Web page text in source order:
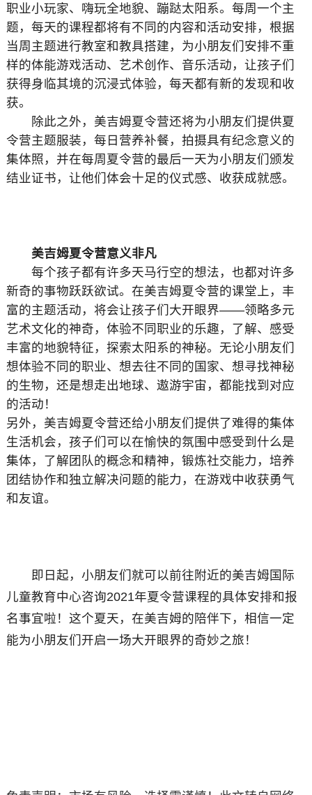
职业小玩家、嗨玩全地貌、蹦跶太阳系。每周一个主
题，每天的课程都将有不同的内容和活动安排，根据
当周主题进行教室和教具搭建，为小朋友们安排不重
样的体能游戏活动、艺术创作、音乐活动，让孩子们
获得身临其境的沉浸式体验，每天都有新的发现和收
获。
除此之外，美吉姆夏令营还将为小朋友们提供夏
令营主题服装，每日营养补餐，拍摄具有纪念意义的
集体照，并在每周夏令营的最后一天为小朋友们颁发
结业证书，让他们体会十足的仪式感、收获成就感。
美吉姆夏令营意义非凡
每个孩子都有许多天马行空的想法，也都对许多
新奇的事物跃跃欲试。在美吉姆夏令营的课堂上，丰
富的主题活动，将会让孩子们大开眼界——领略多元
艺术文化的神奇，体验不同职业的乐趣，了解、感受
丰富的地貌特征，探索太阳系的神秘。无论小朋友们
想体验不同的职业、想去往不同的国家、想寻找神秘
的生物，还是想走出地球、遨游宇宙，都能找到对应
的活动！
另外，美吉姆夏令营还给小朋友们提供了难得的集体
生活机会，孩子们可以在愉快的氛围中感受到什么是
集体，了解团队的概念和精神，锻炼社交能力，培养
团结协作和独立解决问题的能力，在游戏中收获勇气
和友谊。
即日起，小朋友们就可以前往附近的美吉姆国际
儿童教育中心咨询2021年夏令营课程的具体安排和报
名事宜啦！这个夏天，在美吉姆的陪伴下，相信一定
能为小朋友们开启一场大开眼界的奇妙之旅！